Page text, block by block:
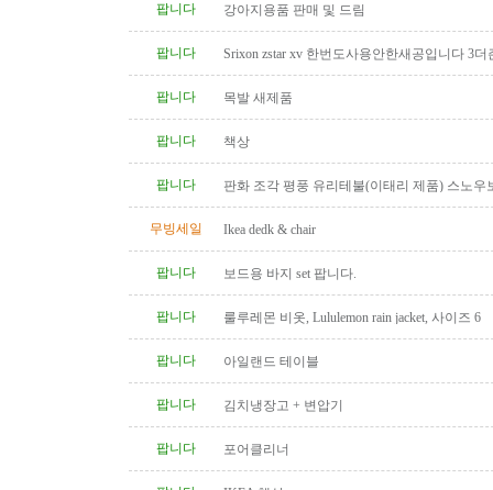
팝니다 강아지용품 판매 및 드림
팝니다 Srixon zstar xv 한번도사용안한새공입니다 3더
팝니다 목발 새제품
팝니다 책상
팝니다
판화 조각 평풍 유리테불(이태리 제품) 스노우
무빙세일
Ikea dedk & chair
팝니다 보드용 바지 set 팝니다.
팝니다 룰루레몬 비옷, Lululemon rain jacket, 사이즈 6
팝니다 아일랜드 테이블
팝니다 김치냉장고 + 변압기
팝니다 포어클리너